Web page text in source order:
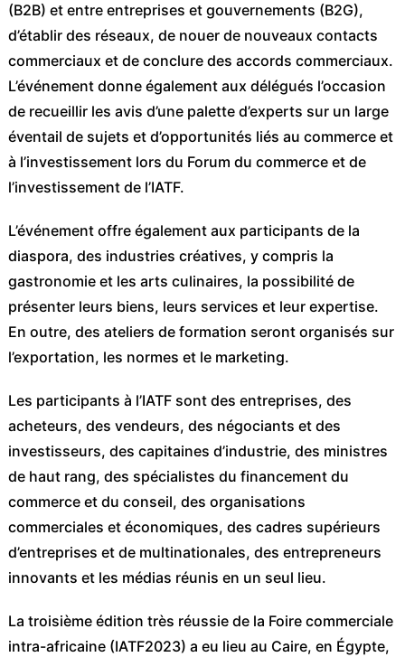
(B2B) et entre entreprises et gouvernements (B2G),
d’établir des réseaux, de nouer de nouveaux contacts
commerciaux et de conclure des accords commerciaux.
L’événement donne également aux délégués l’occasion
de recueillir les avis d’une palette d’experts sur un large
éventail de sujets et d’opportunités liés au commerce et
à l’investissement lors du Forum du commerce et de
l’investissement de l’IATF.
L’événement offre également aux participants de la
diaspora, des industries créatives, y compris la
gastronomie et les arts culinaires, la possibilité de
présenter leurs biens, leurs services et leur expertise.
En outre, des ateliers de formation seront organisés sur
l’exportation, les normes et le marketing.
Les participants à l’IATF sont des entreprises, des
acheteurs, des vendeurs, des négociants et des
investisseurs, des capitaines d’industrie, des ministres
de haut rang, des spécialistes du financement du
commerce et du conseil, des organisations
commerciales et économiques, des cadres supérieurs
d’entreprises et de multinationales, des entrepreneurs
innovants et les médias réunis en un seul lieu.
La troisième édition très réussie de la Foire commerciale
intra-africaine (IATF2023) a eu lieu au Caire, en Égypte,